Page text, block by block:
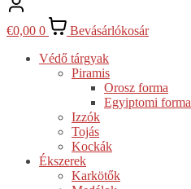
€0,00 0
Bevásárlókosár
Védő tárgyak
Piramis
Orosz forma
Egyiptomi forma
Izzók
Tojás
Kockák
Ékszerek
Karkötők